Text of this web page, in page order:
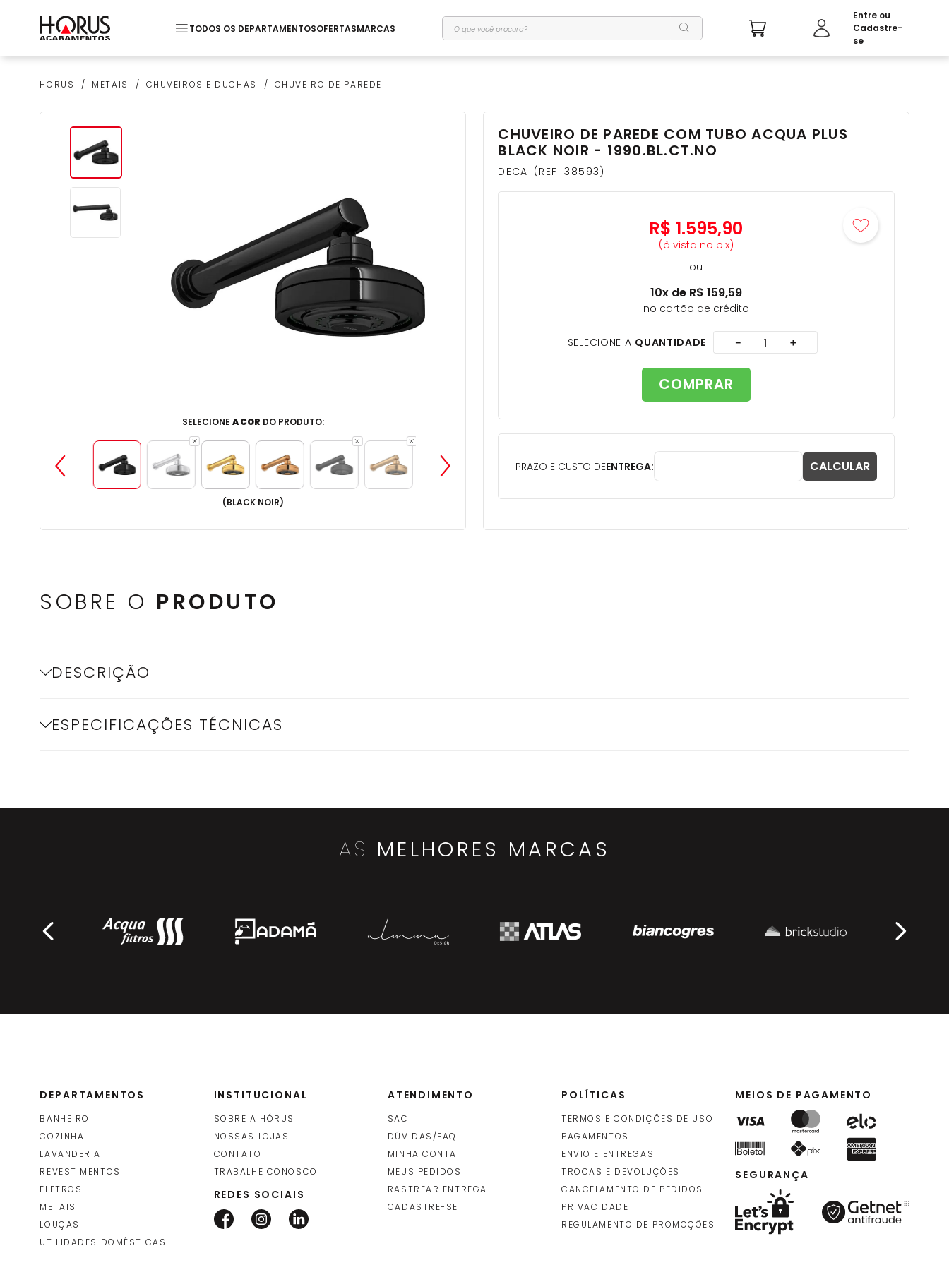
TODOS OS DEPARTAMENTOSOFERTASMARCAS O que você procura?
HORUS METAIS CHUVEIROS E DUCHAS CHUVEIRO DE PAREDE
SELECIONE A COR DO PRODUTO:
(BLACK NOIR)
CHUVEIRO DE PAREDE COM TUBO ACQUA PLUS
BLACK NOIR - 1990.BL.CT.NO
DECA REF:38593
R$ 1.595,90
(à vista no pix)
ou
10x de R$ 159,59
no cartão de crédito
SELECIONE A QUANTIDADE ＋
－
COMPRAR
SOBRE O PRODUTO
DESCRIÇÃO
ESPECIFICAÇÕES TÉCNICAS
AS MELHORES MARCAS
DEPARTAMENTOS
BANHEIRO
COZINHA
LAVANDERIA
REVESTIMENTOS
ELETROS
METAIS
LOUÇAS
UTILIDADES DOMÉSTICAS
INSTITUCIONAL
SOBRE A HÓRUS
NOSSAS LOJAS
CONTATO
TRABALHE CONOSCO
REDES SOCIAIS
ATENDIMENTO
SAC
DÚVIDAS/FAQ
MINHA CONTA
MEUS PEDIDOS
RASTREAR ENTREGA
CADASTRE-SE
POLÍTICAS
TERMOS E CONDIÇÕES DE USO
PAGAMENTOS
ENVIO E ENTREGAS
TROCAS E DEVOLUÇÕES
CANCELAMENTO DE PEDIDOS
PRIVACIDADE
REGULAMENTO DE PROMOÇÕES
MEIOS DE PAGAMENTO
SEGURANÇA